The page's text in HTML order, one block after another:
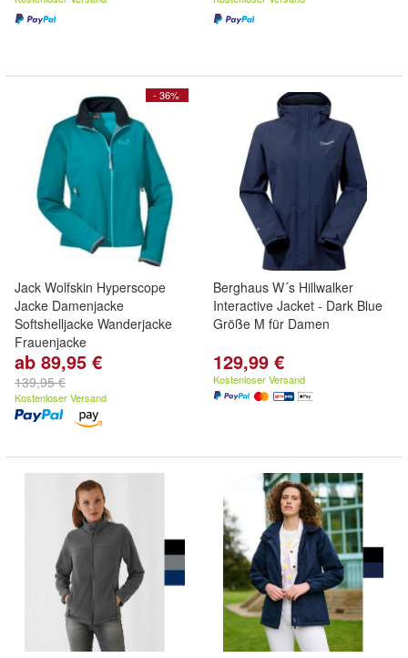
- 36%
Jack Wolfskin Hyperscope
Jacke Damenjacke
Softshelljacke Wanderjacke
Frauenjacke
ab 89,95 €
139,95 €
Kostenloser Versand
Berghaus W´s Hillwalker
Interactive Jacket - Dark Blue
Größe M für Damen
129,99 €
Kostenloser Versand